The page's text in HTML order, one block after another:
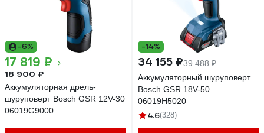
-6%
17 819 ₽
18 900 ₽
Аккумуляторная дрель-
шуруповерт Bosch GSR 12V-30
06019G9000
-14%
34 155 ₽39 488 ₽
Аккумуляторный шуруповерт
Bosch GSR 18V-50
06019H5020
4.6(328)